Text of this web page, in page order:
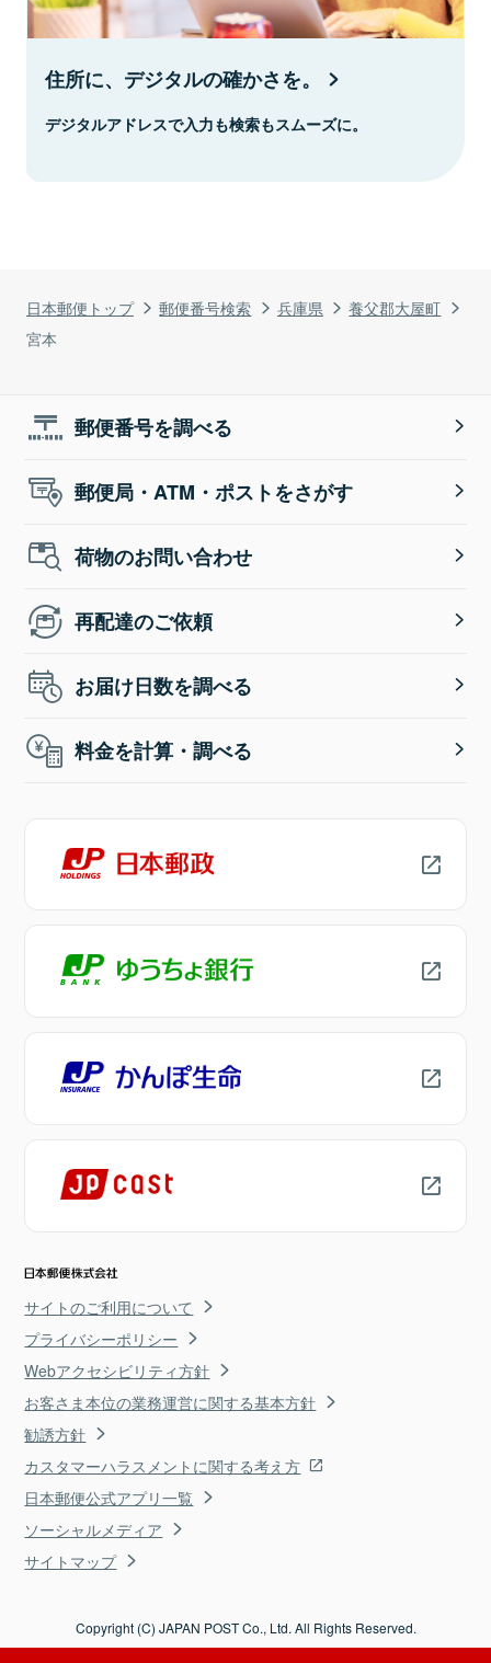
日本郵便トップ 郵便番号検索 兵庫県
養父郡大屋町
宮本
住所に、デジタルの確かさを。
デジタルアドレスで入力も検索もスムーズに。
郵便番号を調べる
郵便局・ATM・ポストをさがす
荷物のお問い合わせ
再配達のご依頼
お届け日数を調べる
料金を計算・調べる
サイトのご利用について
プライバシーポリシー
Webアクセシビリティ方針
お客さま本位の業務運営に関する基本方針
勧誘方針
カスタマーハラスメントに関する考え方
日本郵便公式アプリ一覧
ソーシャルメディア
サイトマップ
Copyright (C) JAPAN POST Co., Ltd. All Rights Reserved.